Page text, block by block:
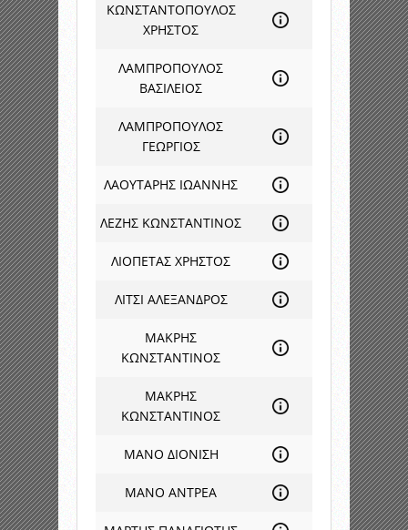
ΚΩΝΣΤΑΝΤΟΠΟΥΛΟΣ
ΧΡΗΣΤΟΣ
ΛΑΜΠΡΟΠΟΥΛΟΣ
ΒΑΣΙΛΕΙΟΣ
ΛΑΜΠΡΟΠΟΥΛΟΣ
ΓΕΩΡΓΙΟΣ
ΛΑΟΥΤΑΡΗΣ ΙΩΑΝΝΗΣ
ΛΕΖΗΣ ΚΩΝΣΤΑΝΤΙΝΟΣ
ΛΙΟΠΕΤΑΣ ΧΡΗΣΤΟΣ
ΛΙΤΣΙ ΑΛΕΞΑΝΔΡΟΣ
ΜΑΚΡΗΣ
ΚΩΝΣΤΑΝΤΙΝΟΣ
ΜΑΚΡΗΣ
ΚΩΝΣΤΑΝΤΙΝΟΣ
ΜΑΝΟ ΔΙΟΝΙΣΗ
ΜΑΝΟ ΑΝΤΡΕΑ